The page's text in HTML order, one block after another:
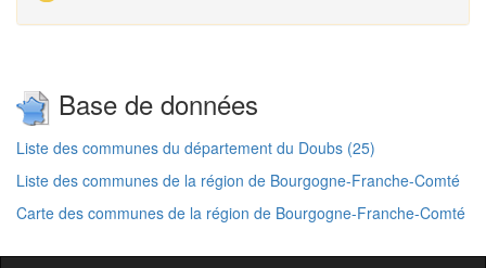
Base de données
Liste des communes du département du Doubs (25)
Liste des communes de la région de Bourgogne-Franche-Comté
Carte des communes de la région de Bourgogne-Franche-Comté